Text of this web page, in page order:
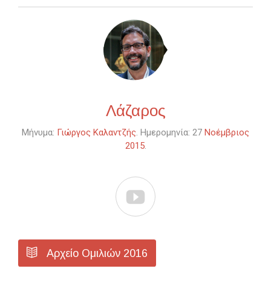
Λάζαρος
Μήνυμα: Γιώργος Καλαντζής. Ημερομηνία: 27 Νοέμβριος
2015.

 Αρχείο Ομιλιών 2016